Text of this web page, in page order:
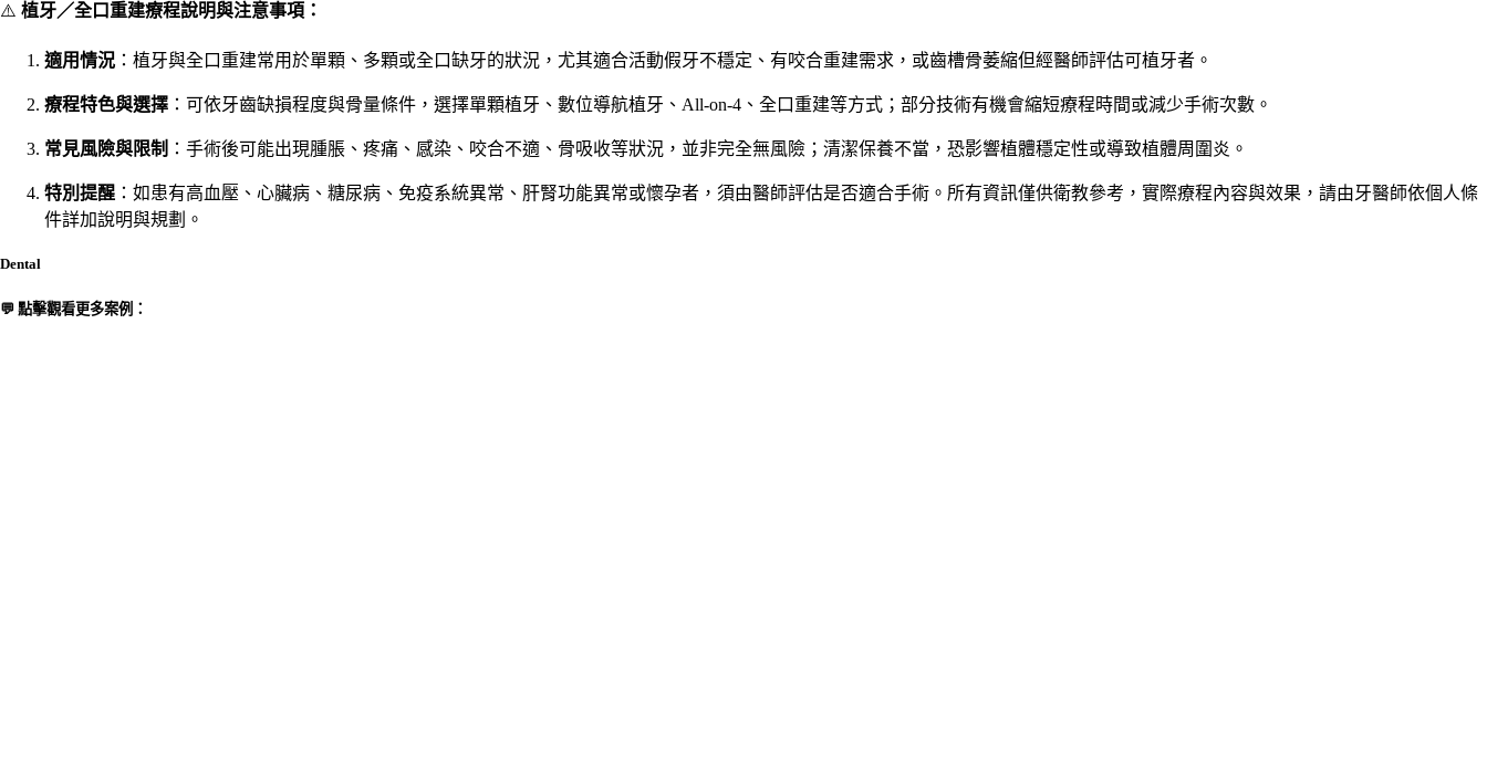
⚠️ 植牙／全口重建療程說明與注意事項：
適用情況 ：植牙與全口重建常用於單顆、多顆或全口缺牙的狀況，尤其適合活動假牙不穩定、有咬合重建需求，或齒槽骨萎縮但經醫師評估可植牙者。
療程特色與選擇 ：可依牙齒缺損程度與骨量條件，選擇單顆植牙、數位導航植牙、All-on-4、全口重建等方式；部分技術有機會縮短療程時間或減少手術次數。
常見風險與限制 ：手術後可能出現腫脹、疼痛、感染、咬合不適、骨吸收等狀況，並非完全無風險；清潔保養不當，恐影響植體穩定性或導致植體周圍炎。
特別提醒 ：如患有高血壓、心臟病、糖尿病、免疫系統異常、肝腎功能異常或懷孕者，須由醫師評估是否適合手術。所有資訊僅供衛教參考，實際療程內容與效果，請由牙醫師依個人條
件詳加說明與規劃。
Dental
💬 點擊觀看更多案例：